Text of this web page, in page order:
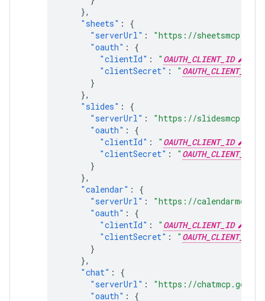
},
"sheets" :
{
"serverUrl" :
"https://
"oauth" :
{
"clientId" : " OAUTH_CLIENT_ID
"clientSecret" : "
}
},
"slides" :
{
"serverUrl" :
"https://
"oauth" :
{
"clientId" : " OAUTH_CLIENT_ID
"clientSecret" : "
}
},
"calendar" :
{
"serverUrl" :
"https://
"oauth" :
{
"clientId" : " OAUTH_CLIENT_ID
"clientSecret" : "
}
},
"chat" :
{
"serverUrl" :
"https://
"oauth" :
{